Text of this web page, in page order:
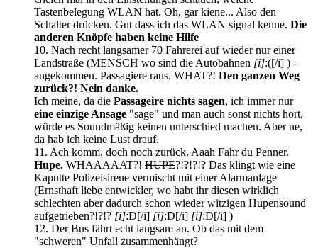
Tastenbelegung WLAN hat. Oh, gar kiene... Also den
Schalter drücken. Gut dass ich das WLAN signal kenne. Die
anderen Knöpfe haben keine Hilfe
10. Nach recht langsamer 70 Fahrerei auf wieder nur einer
Landstraße (MENSCH wo sind die Autobahnen [i]:([/i] ) -
angekommen. Passagiere raus. WHAT?! Den ganzen Weg
zurück?! Nein danke.
Ich meine, da die Passageire nichts sagen, ich immer nur
eine einzige Ansage "sage" und man auch sonst nichts hört,
würde es Soundmäßig keinen unterschied machen. Aber ne,
da hab ich keine Lust drauf.
11. Ach komm, doch noch zurück. Aaah Fahr du Penner.
Hupe. WHAAAAAT?! HUPE?!?!?!? Das klingt wie eine
Kaputte Polizeisirene vermischt mit einer Alarmanlage
(Ernsthaft liebe entwickler, wo habt ihr diesen wirklich
schlechten aber dadurch schon wieder witzigen Hupensound
aufgetrieben?!?!? [i]:D[/i] [i]:D[/i] [i]:D[/i] )
12. Der Bus fährt echt langsam an. Ob das mit dem
"schweren" Unfall zusammenhängt?